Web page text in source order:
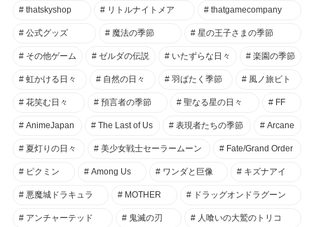
thatskyshop リトルナイトメア thatgamecompany
公式グッズ 魔法の季節 星の王子さまの季節
その他ゲーム ゼルダの伝説 いたずらな日々 楽園の季節
虹かける日々 自然の日々 羽ばたく季節 風ノ旅ビト
花笑む日々 預言者の季節 聖なる星の日々 FF
AnimeJapan The Last of Us 表現者たちの季節 Arcane
夏灯りの日々 美少女戦士セーラームーン Fate/Grand Order
ピクミン Among Us ワンダと巨像 キズナアイ
悪魔城ドラキュラ MOTHER ドラッグオンドラグーン
アンチャーテッド 鬼滅の刃 人喰いの大鷲のトリコ